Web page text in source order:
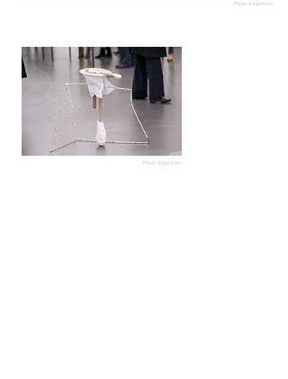
Photo: Katja Illner
Photo: Katja Illner